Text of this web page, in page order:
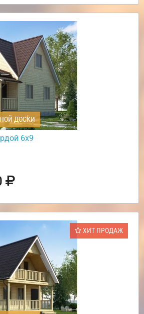
ДОСКИ
6х9
ХИТ ПРОДАЖ